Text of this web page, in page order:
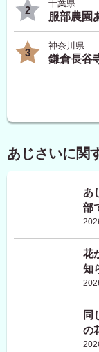
2
千葉県
服部農園
3
神奈川県
鎌倉長谷
あじさいに関
あ
部
花
知
同
の